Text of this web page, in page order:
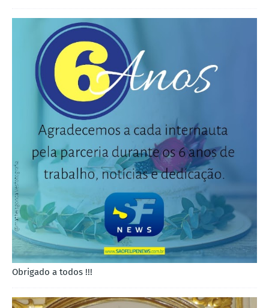
Obrigado a todos !!!